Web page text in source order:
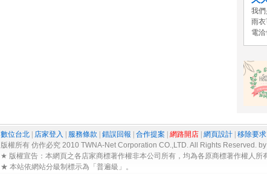
我
雨
電
數位台北 店家登入 服務條款 錯誤回報 合作提案 網路開店 網頁設計 移除要求
版權所有 仿作必究 2010 TWNA-Net Corporation CO.,LTD. All Rights Reserved. by
★ 版權宣告：本網頁之各店家商標著作權非本公司所有，均為各原商標著作權人所
★ 本站依網站分級制標示為「普遍級」。